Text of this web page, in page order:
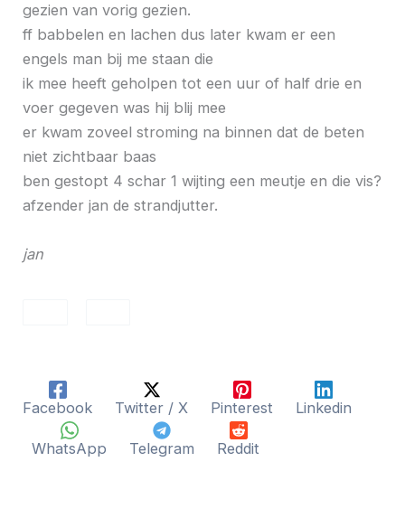
gezien van vorig gezien.
ff babbelen en lachen dus later kwam er een
engels man bij me staan die
ik mee heeft geholpen tot een uur of half drie en
voer gegeven was hij blij mee
er kwam zoveel stroming na binnen dat de beten
niet zichtbaar baas
ben gestopt 4 schar 1 wijting een meutje en die vis?
afzender jan de strandjutter.
jan
Facebook Twitter / X Pinterest Linkedin
WhatsApp Telegram Reddit